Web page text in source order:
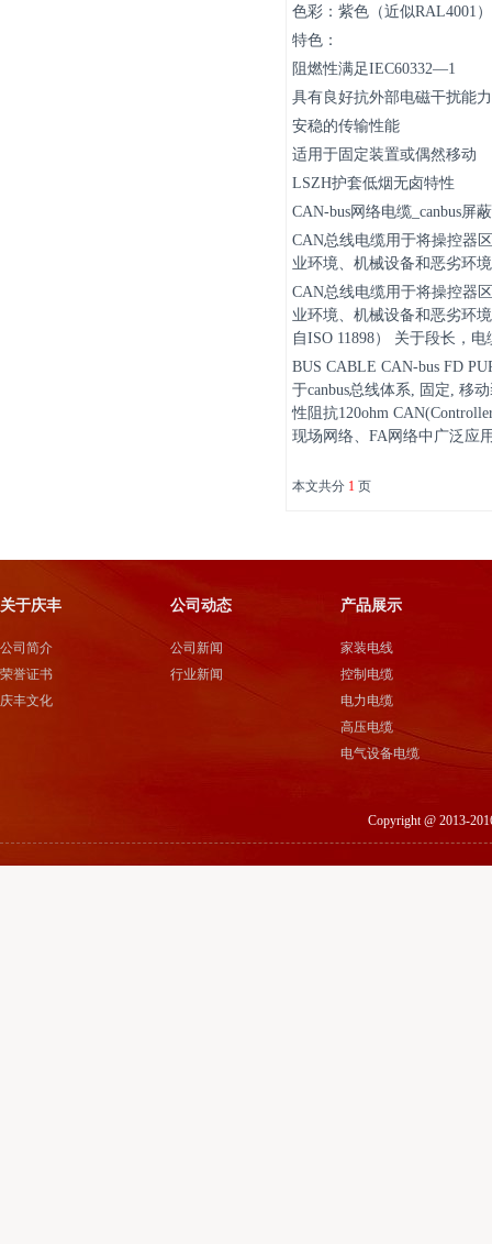
色彩：紫色（近似RAL4001）
特色：
阻燃性满足IEC60332—1
具有良好抗外部电磁干扰能力
安稳的传输性能
适用于固定装置或偶然移动
LSZH护套低烟无卤特性
CAN-bus网络电缆_canbus屏
CAN总线电缆用于将操控器
业环境、机械设备和恶劣环
CAN总线电缆用于将操控器
业环境、机械设备和恶劣环
自ISO 11898） 关于段长，
BUS CABLE CAN-bus FD
于canbus总线体系, 固定, 移
性阻抗120ohm
现场网络、FA网络中广泛应
本文共分 1 页
关于庆丰 公司动态 产品展示
公司简介
荣誉证书
庆丰文化
公司新闻
行业新闻
家装电线
控制电缆
电力电缆
高压电缆
电气设备电缆
Copyright @ 2013-